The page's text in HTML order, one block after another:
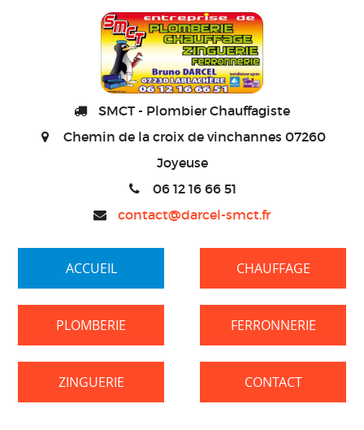
SMCT - Plombier Chauffagiste
Chemin de la croix de vinchannes 07260
Joyeuse
06 12 16 66 51
contact@darcel-smct.fr
ACCUEIL CHAUFFAGE
PLOMBERIE FERRONNERIE
ZINGUERIE CONTACT